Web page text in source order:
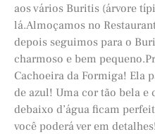
aos vários Buritis (árvore
lá.Almoçamos no
depois seguimos para o
charmoso e bem
Cachoeira da Formiga! Ela
de azul! Uma cor tão bela e
debaixo d’água ficam
você poderá ver em detalhes!